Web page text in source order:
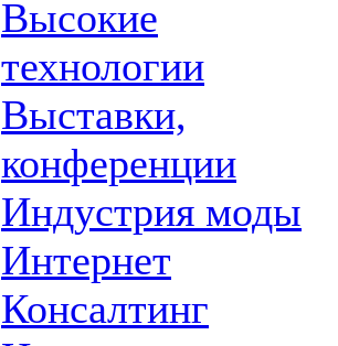
Высокие
технологии
Выставки,
конференции
Индустрия моды
Интернет
Консалтинг